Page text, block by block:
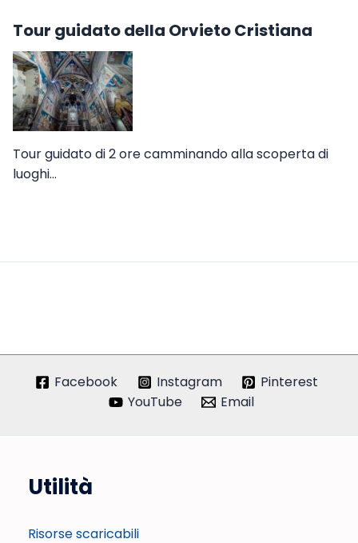
Tour guidato della Orvieto Cristiana
Tour guidato di 2 ore camminando alla scoperta di
luoghi…
Facebook Instagram
Pinterest
YouTube
Email
Utilità
Risorse scaricabili